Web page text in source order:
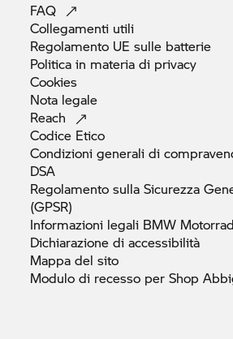
FAQ
Collegamenti utili
Regolamento UE sulle batterie
Politica in materia di privacy
Cookies
Nota legale
Reach
Codice Etico
Condizioni generali di
DSA
Regolamento sulla Sicurezza
(GPSR)
Informazioni legali BMW Motorrad
Dichiarazione diaccessibilità
Mappa delsito
Modulo di recesso per Shop